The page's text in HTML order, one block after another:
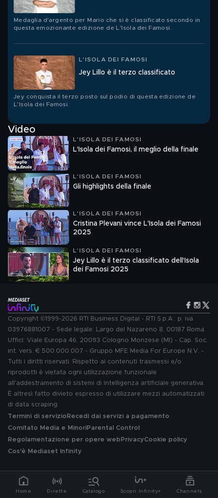
Home Dirette Catalogo Scopri Infinity+ Channels
Medaglia d'argento per Mario che si è classificato secondo in
questa emozionante edizione de L'Isola dei Famosi.
L'ISOLA DEI FAMOSI
Jey Lillo è il terzo classificato
Jey conquista il terzo posto sul podio di questa edizione de
L'Isola dei Famosi.
Video
L'ISOLA DEI FAMOSI
L'Isola dei Famosi, il meglio della finale
L'ISOLA DEI FAMOSI
Gli highlights della finale
L'ISOLA DEI FAMOSI
Cristina Plevani vince L'Isola dei Famosi
2025
L'ISOLA DEI FAMOSI
Jey Lillo è il terzo classificato dell'Isola
dei Famosi 2025
Copyright ©1999-2026 RTI Business Digital - RTI S.p.A.: p. iva
03976881007 - Sede legale: Largo del Nazareno 8, 00187 Roma.
Uffici: Viale Europa 46, 20093 Cologno Monzese (MI) - Cap. Soc.
int. vers. € 500.000.007 - Gruppo MFE Media For Europe N.V. -
Tutti i diritti riservati. Rispetto ai contenuti trasmessi e/o
riprodotti è vietata ogni utilizzazione funzionale
all'addestramento di sistemi di intelligenza artificiale generativa.
È altresì fatto divieto espresso di utilizzare mezzi automatizzati
di data scraping.
Termini di servizio Recedi dai servizi a pagamento
Comitato Media e MinoriParental Control
Regolamentazione per opere web PrivacyCookie policy
Cos'è Mediaset Infinity